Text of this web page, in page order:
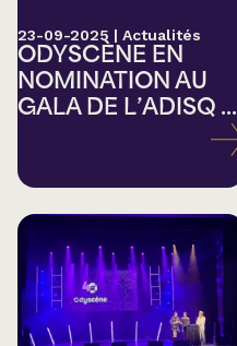
23-09-2025 | Actualités
ODYSCÈNE EN
NOMINATION AU
GALA DE L’ADISQ ...